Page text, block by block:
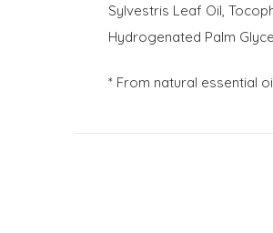
Sylvestris Leaf Oil,
Hydrogenated Palm
* From natural essential